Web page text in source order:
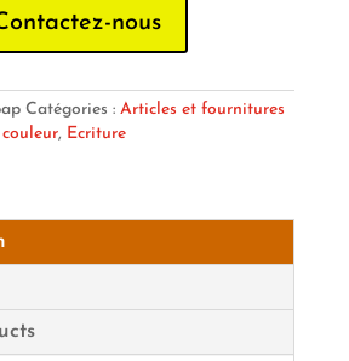
nous
Catégories : Articles et fournitures
, Ecriture